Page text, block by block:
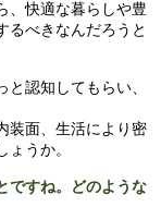
、快適な暮らしや豊
るべきなんだろうと
認知してもらい、
装面、生活により密
うか。
すね。どのような